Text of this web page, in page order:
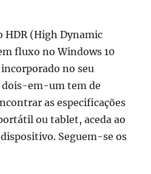
HDR (High Dynamic
fluxo no Windows 10
no seu
em-um tem de
as especificações
ou tablet, aceda ao
Seguem-se os